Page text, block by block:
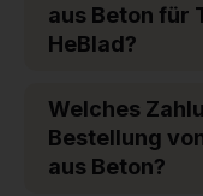
aus Beton für
HeBlad?
Welches
Bestellung
aus Beton?